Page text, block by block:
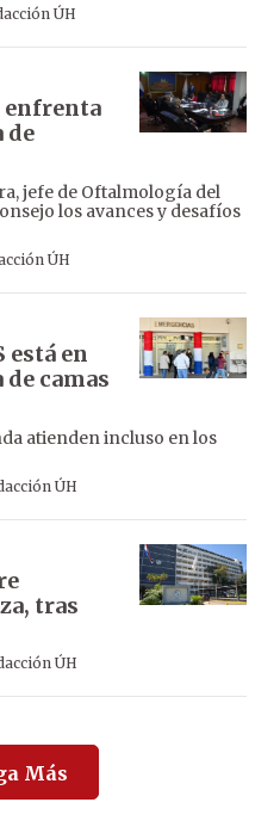
ÚH
enfrenta
de
jefe de Oftalmología del
los avances y desafíos
ÚH
está en
camas
atienden incluso en los
ÚH
tras
ÚH
Más